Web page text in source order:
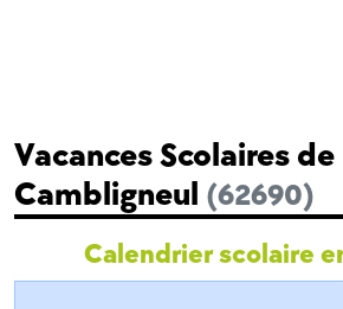
Vacances Scolaires de
Cambligneul (62690)
Calendrier scolaire